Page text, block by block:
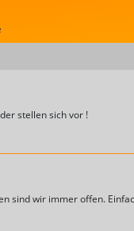
stellen sich vor !
sind wir immer offen.